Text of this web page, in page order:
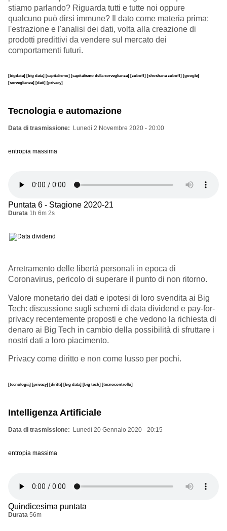
stiamo parlando? Riguarda tutti e tutte noi oppure
qualcuno può dirsi immune? Il dato come materia prima:
l'estrazione e l'analisi dei dati, volta alla creazione di
prodotti predittivi da vendere sul mercato dei
comportamenti futuri.
[bigdata] [big data] [capitalismo] [capitalismo della sorveglianza] [zuboff] [shoshana zuboff] [google]
[sorveglianza] [dati] [privacy]
Tecnologia e automazione
Data di trasmissione Lunedì 2 Novembre 2020 - 20:00
entropia massima
Puntata 6 - Stagione 2020-21
Durata 1h 6m 2s
Arretramento delle libertà personali in epoca di
Coronavirus, pericolo di superare il punto di non ritorno.
Valore monetario dei dati e ipotesi di loro svendita ai Big
Tech: discussione sugli schemi di data dividend e pay-for-
privacy recentemente proposti e che vedono la richiesta di
denaro ai Big Tech in cambio della possibilità di sfruttare i
nostri dati a loro piacimento.
Privacy come diritto e non come lusso per pochi.
[tecnologia] [privacy] [diritti] [big data] [big tech] [tecnocontrollo]
Intelligenza Artificiale
Data di trasmissione Lunedì 20 Gennaio 2020 - 20:15
entropia massima
Quindicesima puntata
Durata 56m